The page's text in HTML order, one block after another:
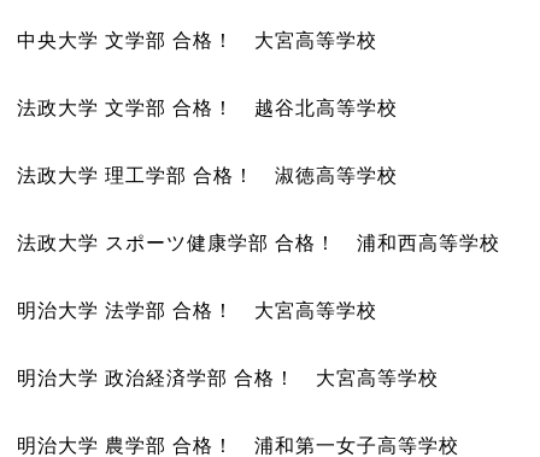
中央大学 文学部 合格！ 大宮高等学校
法政大学 文学部 合格！ 越谷北高等学校
法政大学 理工学部 合格！ 淑徳高等学校
法政大学 スポーツ健康学部 合格！ 浦和西高等学校
明治大学 法学部 合格！ 大宮高等学校
明治大学 政治経済学部 合格！ 大宮高等学校
明治大学 農学部 合格！ 浦和第一女子高等学校